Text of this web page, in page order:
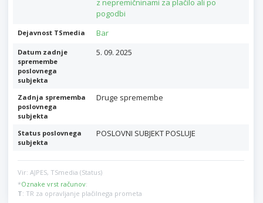
pogodbi
Dejavnost TSmedia Bar
Datum zadnje
spremembe
poslovnega
subjekta
5. 09. 2025
Zadnja sprememba
poslovnega
subjekta
Druge spremembe
Status poslovnega
subjekta
POSLOVNI SUBJEKT POSLUJE
Vir: AJPES, TSmedia (Status)
*Oznake vrst računov:
T: TR za opravljanje plačilnega prometa